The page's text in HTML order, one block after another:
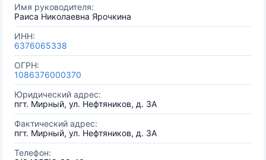
Имя руководителя:
Раиса Николаевна Ярочкина
ИНН:
6376065338
ОГРН:
1086376000370
Юридический адрес:
пгт. Мирный, ул. Нефтяников, д. 3А
Фактический адрес:
пгт. Мирный, ул. Нефтяников, д. 3А
Телефон: